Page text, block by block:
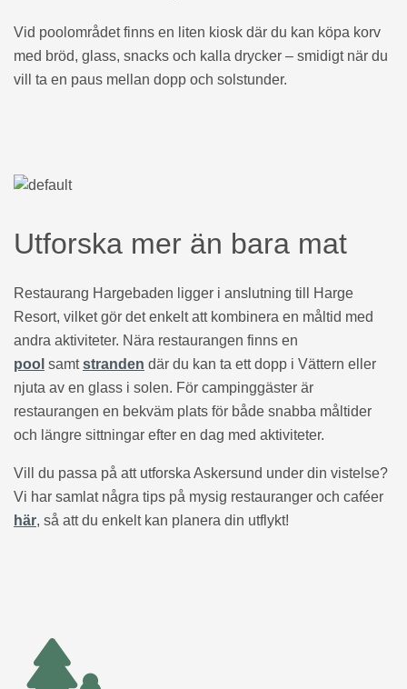
Vid poolområdet finns en liten kiosk där du kan köpa korv
med bröd, glass, snacks och kalla drycker – smidigt när du
vill ta en paus mellan dopp och solstunder.
Utforska mer än bara mat
Restaurang Hargebaden ligger i anslutning till Harge
Resort, vilket gör det enkelt att kombinera en måltid med
andra aktiviteter. Nära restaurangen finns en
pool samtstranden där du kan ta ett dopp i Vättern eller
njuta av en glass i solen. För campinggäster är
restaurangen en bekväm plats för både snabba måltider
och längre sittningar efter en dag med aktiviteter.
Vill du passa på att utforska Askersund under din vistelse?
Vi har samlat några tips på mysig restauranger och caféer
här, så att du enkelt kan planera din utflykt!